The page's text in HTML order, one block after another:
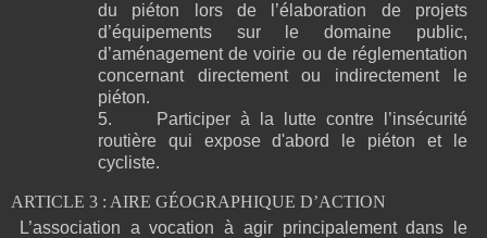
du piéton lors de l’élaboration de projets
d’équipements sur le domaine public,
d’aménagement de voirie ou de réglementation
concernant directement ou indirectement le
piéton.
5.
Participer à la lutte contre l’insécurité
routière qui expose d'abord le piéton et le
cycliste.
ARTICLE 3 : AIRE GÉOGRAPHIQUE D’ACTION
L’association a vocation à agir principalement dans le